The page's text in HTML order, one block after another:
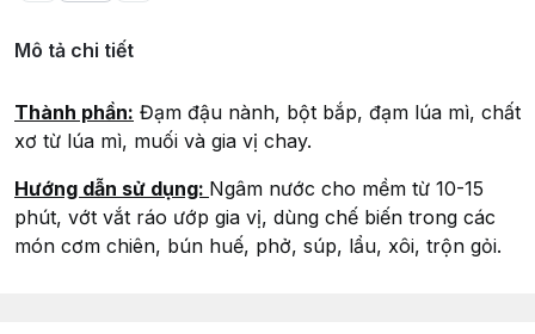
Mô tả chi tiết
Thành phần: Đạm đậu nành, bột bắp, đạm lúa mì, chất
xơ từ lúa mì, muối và gia vị chay.
Hướng dẫn sử dụng: Ngâm nước cho mềm từ 10-15
phút, vớt vắt ráo ướp gia vị, dùng chế biến trong các
món cơm chiên, bún huế, phở, súp, lẩu, xôi, trộn gỏi.